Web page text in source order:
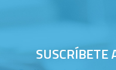
SUSCRÍBETE